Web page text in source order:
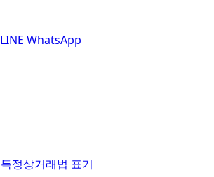
LINE WhatsApp
특정상거래법 표기